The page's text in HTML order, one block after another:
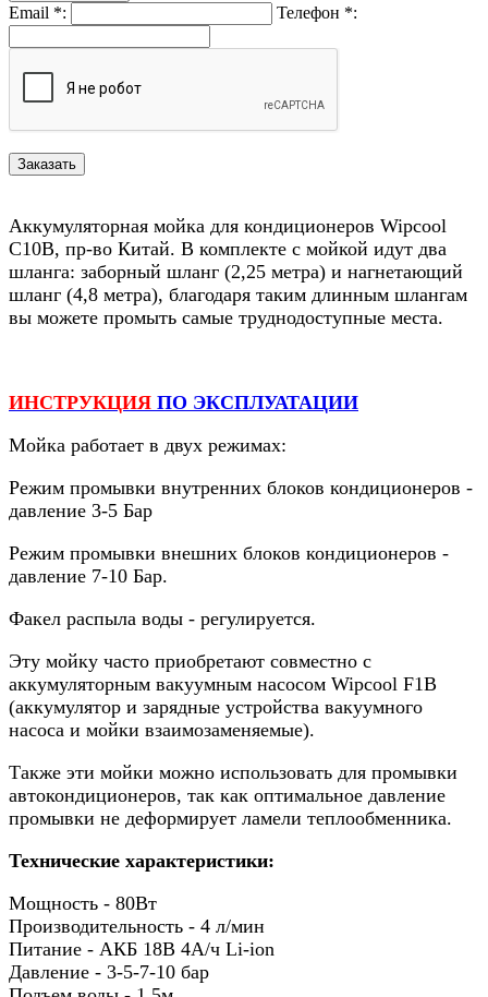
Email *: Телефон *:
Аккумуляторная мойка для кондиционеров Wipcool
C10B, пр-во Китай. В комплекте с мойкой идут два
шланга: заборный шланг (2,25 метра) и нагнетающий
шланг (4,8 метра), благодаря таким длинным шлангам
вы можете промыть самые труднодоступные места.
ИНСТРУКЦИЯ ПО ЭКСПЛУАТАЦИИ
Мойка работает в двух режимах:
Режим промывки внутренних блоков кондиционеров -
давление 3-5 Бар
Режим промывки внешних блоков кондиционеров -
давление 7-10 Бар.
Факел распыла воды - регулируется.
Эту мойку часто приобретают совместно с
аккумуляторным вакуумным насосом Wipcool F1B
(аккумулятор и зарядные устройства вакуумного
насоса и мойки взаимозаменяемые).
Также эти мойки можно использовать для промывки
автокондиционеров, так как оптимальное давление
промывки не деформирует ламели теплообменника.
Технические характеристики:
Мощность - 80Вт
Производительность - 4 л/мин
Питание - АКБ 18В 4А/ч Li-ion
Давление - 3-5-7-10 бар